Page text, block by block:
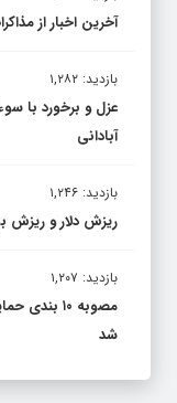
آخرین اخبار از
بازدید: ۱,۲۸۲
عزل و برخورد با
آبادانی
بازدید: ۱,۲۴۶
ریزش دلار و ریزش
بازدید: ۱,۲۰۷
مصوبه ۱۰
شد